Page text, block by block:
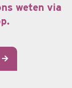
weten via